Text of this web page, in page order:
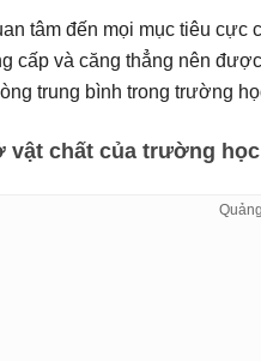
tâm đến mọi mục tiêu cực
cấp và căng thẳng nên
trung bình trong trường
vật chất của trường học